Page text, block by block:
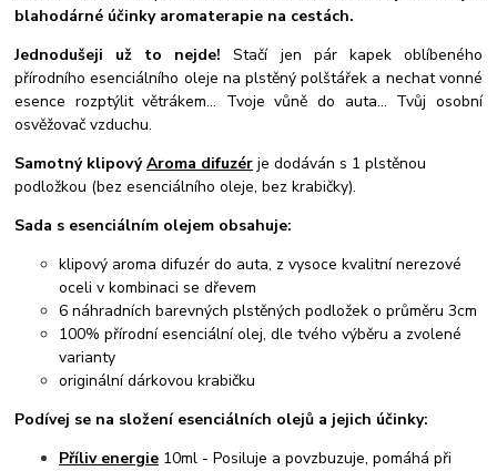
blahodárné účinky aromaterapie na cestách.
Jednodušeji už to nejde!Stačí jen pár kapek oblíbeného
přírodního esenciálního oleje na plstěný polštářek a nechat vonné
esence rozptýlit větrákem... Tvoje vůně do auta... Tvůj osobní
osvěžovač vzduchu.
Samotný klipovýAroma difuzér je dodáván s 1 plstěnou
podložkou (bez esenciálního oleje, bez krabičky).
Sada s esenciálním olejem obsahuje:
klipový aroma difuzér do auta, z vysoce kvalitní nerezové
oceli v kombinaci se dřevem
6 náhradních barevných plstěných podložek o průměru 3cm
100% přírodní esenciální olej, dle tvého výběru a zvolené
varianty
originální dárkovou krabičku
Podívej se na složení esenciálních olejů a jejich účinky:
Příliv energie 10ml - Posiluje a povzbuzuje, pomáhá při